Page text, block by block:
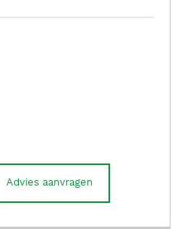
Advies aanvragen